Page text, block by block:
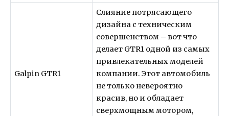
Galpin GTR1
Слияние потрясающего
дизайна с техническим
совершенством – вот что
делает GTR1 одной из самых
привлекательных моделей
компании. Этот автомобиль
не только невероятно
красив, но и обладает
сверхмощным мотором,